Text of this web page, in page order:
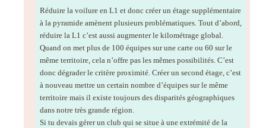
Réduire la voilure en L1 et donc créer un étage supplémentaire
à la pyramide amènent plusieurs problématiques. Tout d’abord,
réduire la L1 c’est aussi augmenter le kilométrage global.
Quand on met plus de 100 équipes sur une carte ou 60 sur le
même territoire, cela n’offre pas les mêmes possibilités. C’est
donc dégrader le critère proximité. Créer un second étage, c’est
à nouveau mettre un certain nombre d’équipes sur le même
territoire mais il existe toujours des disparités géographiques
dans notre très grande région.
Si tu devais gérer un club qui se situe à une extrémité de la